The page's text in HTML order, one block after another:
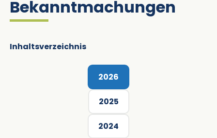
Bekanntmachungen
Inhaltsverzeichnis
2026
2025
2024